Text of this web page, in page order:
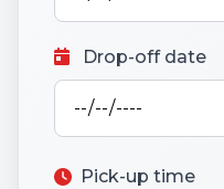
Drop-off date
Pick-up time